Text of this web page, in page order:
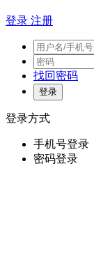
登录 注册
找回密码
登录方式
手机号登录
密码登录